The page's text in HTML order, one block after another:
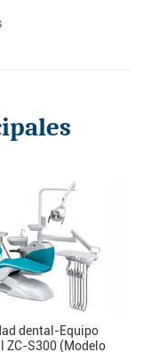
dental-Equipo
ZC-S300 (Modelo